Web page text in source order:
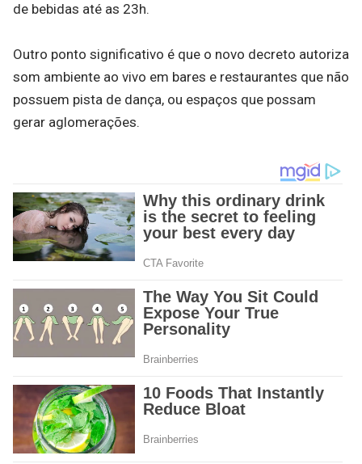
de bebidas até as 23h.
Outro ponto significativo é que o novo decreto autoriza
som ambiente ao vivo em bares e restaurantes que não
possuem pista de dança, ou espaços que possam
gerar aglomerações.